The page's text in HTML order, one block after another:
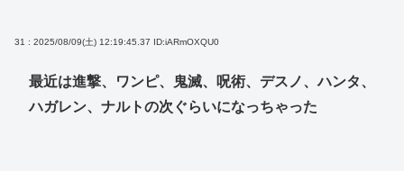
31 : 2025/08/09(土) 12:19:45.37 ID:iARmOXQU0
最近は進撃、ワンピ、鬼滅、呪術、デスノ、ハンタ、
ハガレン、ナルトの次ぐらいになっちゃった